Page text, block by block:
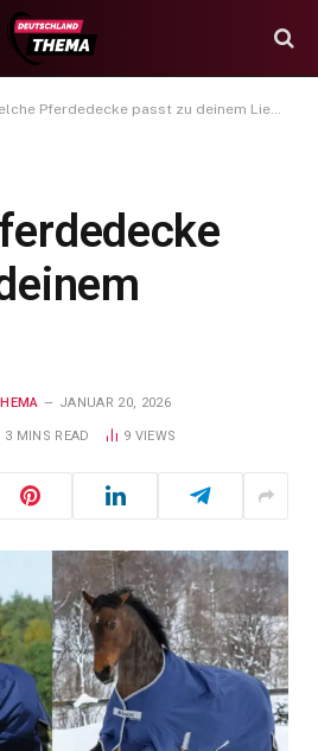
Pferdedecke passt zu deinem Liebling?
JANUAR 20, 2026
3 MINS READ 9 VIEWS